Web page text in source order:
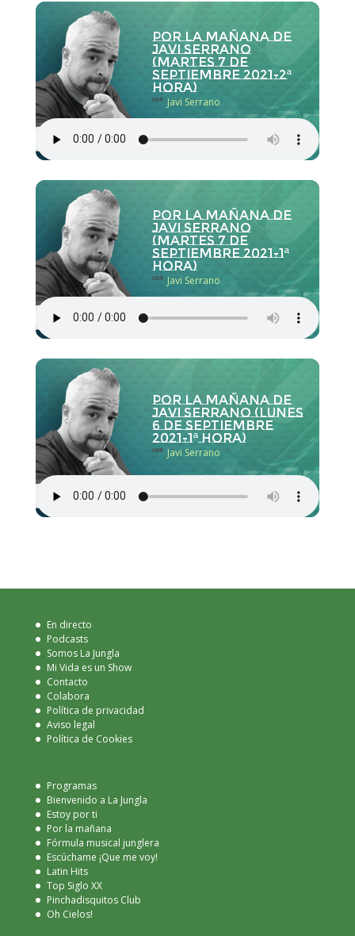
Por la Mañana de
Javi Serrano
(martes 7 de
septiembre 2021-2ª
hora)
con Javi Serrano
Por la Mañana de
Javi Serrano
(martes 7 de
septiembre 2021-1ª
hora)
con Javi Serrano
Por la Mañana de
Javi Serrano (lunes
6 de septiembre
2021-1ª hora)
con Javi Serrano
En directo
Podcasts
Somos La Jungla
Mi Vida es un Show
Contacto
Colabora
Política de privacidad
Aviso legal
Política de Cookies
Programas
Bienvenido a La Jungla
Estoy por ti
Por la mañana
Fórmula musical junglera
Escúchame ¡Que me voy!
Latin Hits
Top Siglo XX
Pinchadisquitos Club
Oh Cielos!